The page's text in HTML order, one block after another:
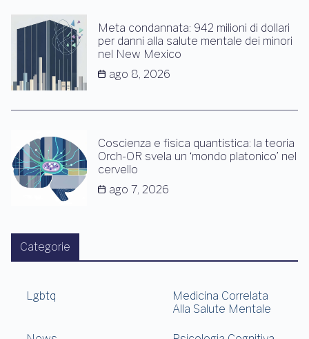
Meta condannata: 942 milioni di dollari
per danni alla salute mentale dei minori
nel New Mexico
ago 8, 2026
Coscienza e fisica quantistica: la teoria
Orch-OR svela un ‘mondo platonico’ nel
cervello
ago 7, 2026
Categorie
Lgbtq
Medicina Correlata
Alla Salute Mentale